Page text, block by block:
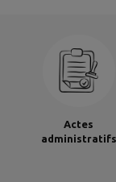
Actes
administratifs